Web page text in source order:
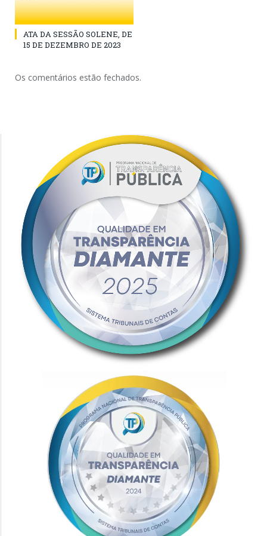
ATA DA SESSÃO SOLENE, DE
15 DE DEZEMBRO DE 2023
Os comentários estão fechados.